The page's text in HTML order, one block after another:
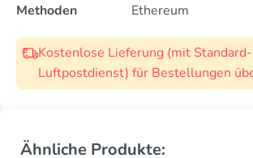
Methoden
Ethereum
Kostenlose Lieferung (mit Standard-
Luftpostdienst) für Bestellungen
Ähnliche Produkte: